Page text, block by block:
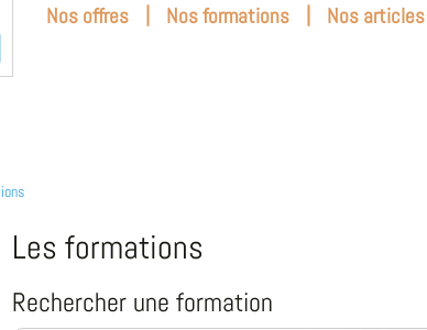
Nos offres | Nos formations | Nos articles
Les formations
Rechercher une formation